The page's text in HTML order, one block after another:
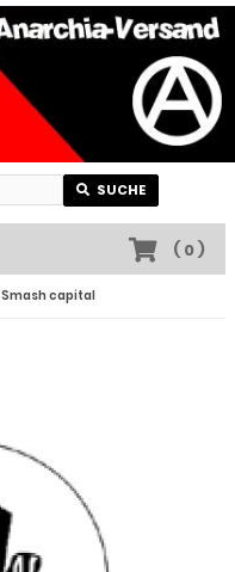
SUCHE
( 0)
Smash capital